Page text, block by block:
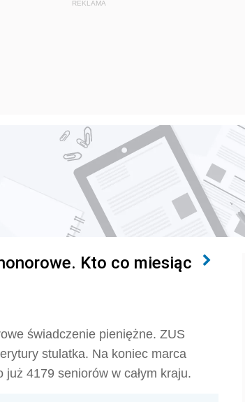
Kto co miesiąc
świadczenie pieniężne. ZUS
stulatka. Na koniec marca
już 4179 seniorów w całym kraju.